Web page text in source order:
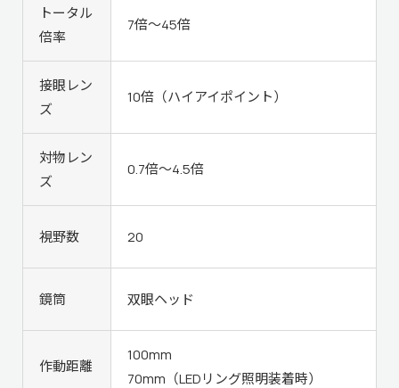
トータル
倍率
7倍～45倍
接眼レン
ズ
10倍（ハイアイポイント）
対物レン
ズ
0.7倍～4.5倍
視野数 20
鏡筒 双眼ヘッド
作動距離
100mm
70mm（LEDリング照明装着時）